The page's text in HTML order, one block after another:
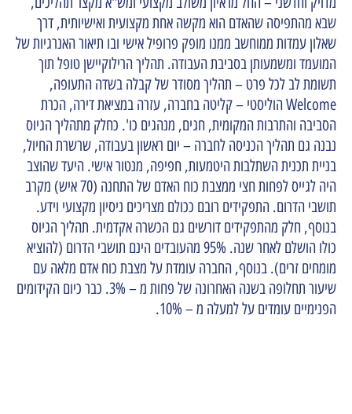
שבא מהתפיסה שהאדם הוא מקשה אחת מקצועית ואישיותית, דרך
שאלון עמדות ממוחשב ממנו מופק פרופיל אישי ובו תיאור האנרגיות של
המועמד ומשמעותן בסביבת העבודה. תהליך הרילוקיישן טופל תוך
תשומת לב לכל פרט – תהליך מסודר של קבלה בשדה התעופה,
Welcome הוליסטי – קליטה בחברה, עזרה במציאת דירה, הכרת
הסביבה והתרבות המקומית, חגים, מנהגים כו'. כחלק מתהליך הגיוס
נבנה גם תהליך הכניסה לחברה – יום ראשון בעבודה, שרשרת החיול,
בניית תכנית השתלבות היטמעות, חפיפה, מנטור אישי. היעד שהוצב
היה לגייס לפחות חצי ממצבת כוח האדם של התחנה (70 איש) מקרב
תושבי הדרום. התפקידים רובם ככולם מצריכים ניסיון מקצועי וידע.
בנוסף, חלק מהתפקידים דורשים גם הכשרה אקדמית. תהליך הגיוס
כולו הושלם לאחר שנה. 95% מהעובדים הינם תושבי הדרום (להוציא
מומחים זרים). בנוסף, החברה עומדת על מצבת כוח אדם מלאה עם
שיעור תחלופה בשנה האחרונה של פחות מ – 3%. כבר כיום הקידומים
הפנימיים עומדים על למעלה מ – 10%.